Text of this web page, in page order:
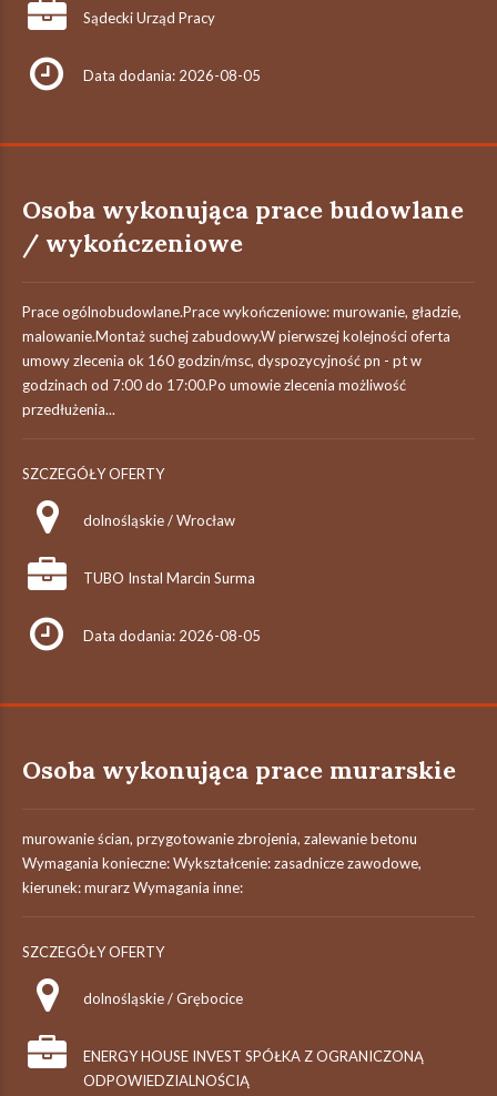
Sądecki Urząd Pracy
Data dodania: 2026-08-05
Osoba wykonująca prace budowlane
/ wykończeniowe
Prace ogólnobudowlane.Prace wykończeniowe: murowanie, gładzie,
malowanie.Montaż suchej zabudowy.W pierwszej kolejności oferta
umowy zlecenia ok 160 godzin/msc, dyspozycyjność pn - pt w
godzinach od 7:00 do 17:00.Po umowie zlecenia możliwość
przedłużenia...
SZCZEGÓŁY OFERTY
dolnośląskie / Wrocław
TUBO Instal Marcin Surma
Data dodania: 2026-08-05
Osoba wykonująca prace murarskie
murowanie ścian, przygotowanie zbrojenia, zalewanie betonu
Wymagania konieczne: Wykształcenie: zasadnicze zawodowe,
kierunek: murarz Wymagania inne:
SZCZEGÓŁY OFERTY
dolnośląskie / Grębocice
ENERGY HOUSE INVEST SPÓŁKA Z OGRANICZONĄ
ODPOWIEDZIALNOŚCIĄ